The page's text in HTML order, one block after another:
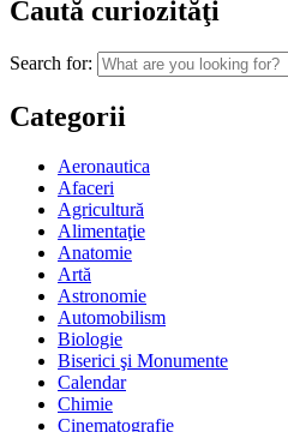
Caută curiozităţi
Search for:
Categorii
Aeronautica
Afaceri
Agricultură
Alimentaţie
Anatomie
Artă
Astronomie
Automobilism
Biologie
Biserici şi Monumente
Calendar
Chimie
Cinematografie